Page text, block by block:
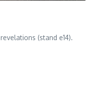
(stand e14).